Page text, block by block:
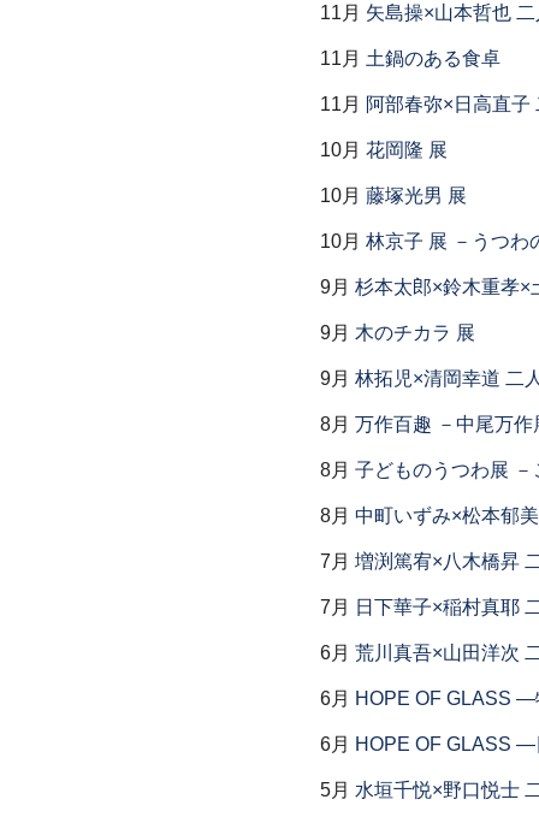
11月 矢島操×山本哲也
11月 土鍋のある食卓
11月 阿部春弥×日高直子
10月 花岡隆 展
10月 藤塚光男 展
10月 林京子 展 －うつわ
9月 杉本太郎×鈴木重孝×
9月 木のチカラ 展
9月 林拓児×清岡幸道 二
8月 万作百趣 －中尾万作
8月 子どものうつわ展
8月 中町いずみ×松本郁
7月 増渕篤宥×八木橋昇
7月 日下華子×稲村真耶
6月 荒川真吾×山田洋次
6月 HOPE OF GLASS
6月 HOPE OF GLASS
5月 水垣千悦×野口悦士